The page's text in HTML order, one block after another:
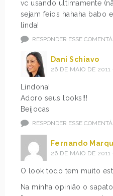
vc usando ultimamente
sejam feios hahaha babo
linda!
RESPONDER ESSE
Dani Schiavo
26 DE MAIO DE 2011
Lindona!
Adoro seus looks!!!
Beijocas
RESPONDER ESSE
Fernando
26 DE MAIO DE 2011
O look todo tem muito
Na minha opinião o